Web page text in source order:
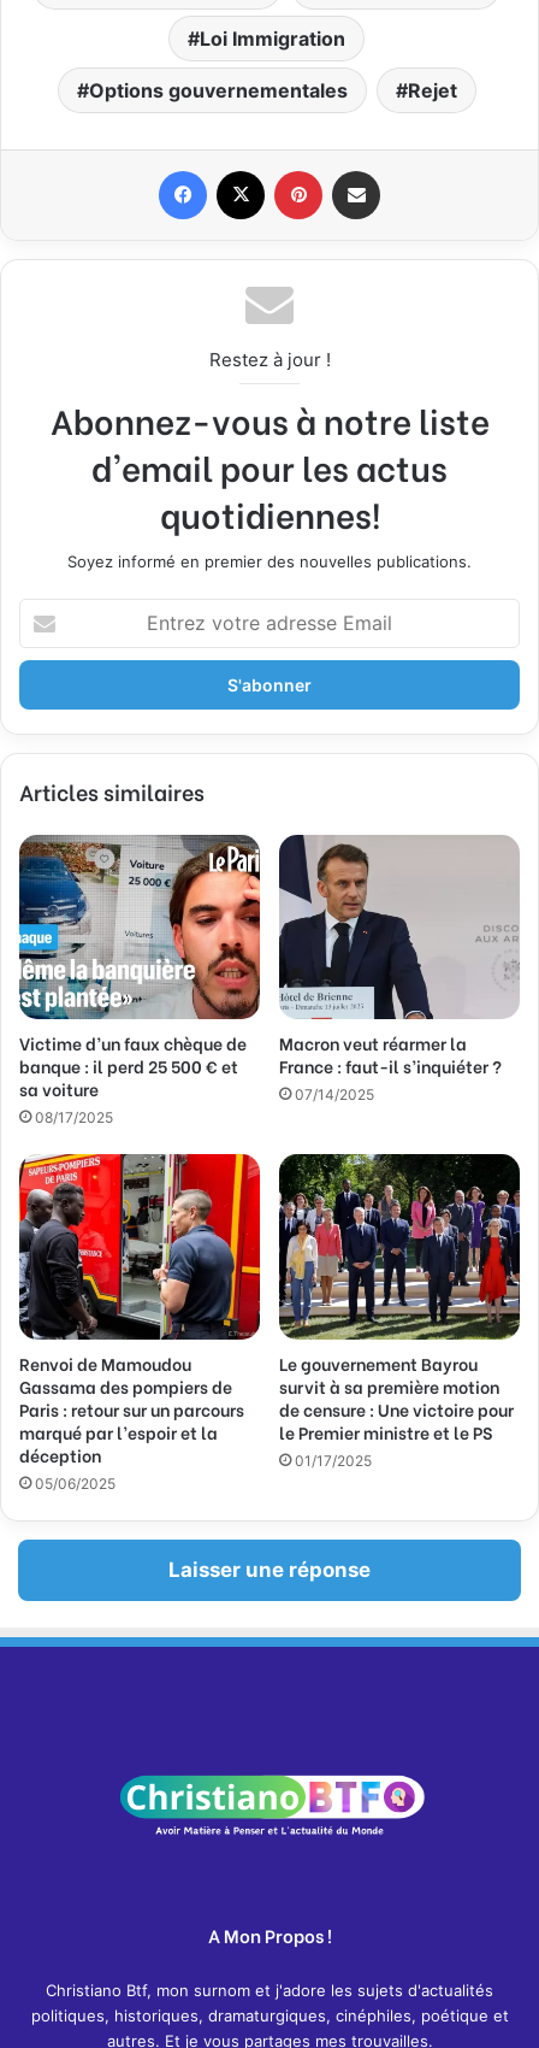
Loi Immigration
Options gouvernementales Rejet
Restez à jour !
Abonnez-vous à notre liste
d'email pour les actus
quotidiennes!
Soyez informé en premier des nouvelles publications.
t
e
z
o
r
e
a
d
r
e
s
s
e
E
m
a
l
Articles similaires
Victime d’un faux chèque de
banque : il perd 25 500 € et
sa voiture
08/17/2025
Macron veut réarmer la
France : faut-il s’inquiéter ?
07/14/2025
Renvoi de Mamoudou
Gassama des pompiers de
Paris : retour sur un parcours
marqué par l’espoir et la
déception
05/06/2025
Le gouvernement Bayrou
survit à sa première motion
de censure : Une victoire pour
le Premier ministre et le PS
01/17/2025
Laisser une réponse
A Mon Propos !
Christiano Btf, mon surnom et j'adore les sujets d'actualités
politiques, historiques, dramaturgiques, cinéphiles, poétique et
autres. Et je vous partages mes trouvailles.